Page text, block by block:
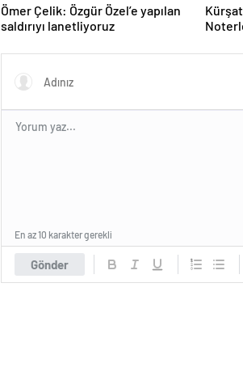
Ömer Çelik: Özgür Özel’e yapılan
saldırıyı lanetliyoruz
Gönder
En az 10 karakter gerekli